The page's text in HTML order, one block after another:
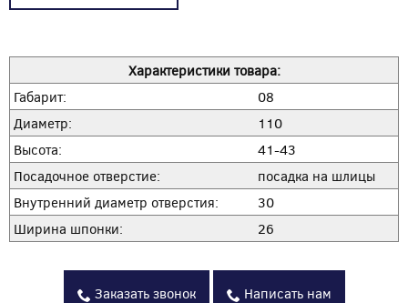
Характеристики товара:
Габарит:
08
Диаметр:
110
Высота:
41-43
Посадочное отверстие:
посадка на шлицы
Внутренний диаметр отверстия:
30
Ширина шпонки:
26
Заказать звонок Написать нам